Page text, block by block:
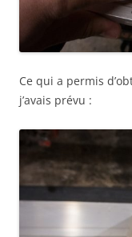
Ce qui a permis
j’avais prévu :